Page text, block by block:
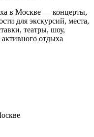
в Москве — концерты,
для экскурсий, места,
театры, шоу,
отдыха